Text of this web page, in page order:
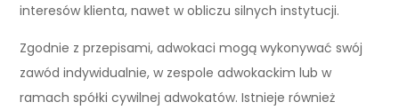
interesów klienta, nawet w obliczu silnych instytucji.
Zgodnie z przepisami, adwokaci mogą wykonywać swój
zawód indywidualnie, w zespole adwokackim lub w
ramach spółki cywilnej adwokatów. Istnieje również